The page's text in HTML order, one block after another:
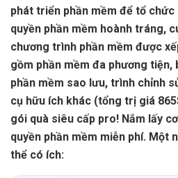
phát triển phần mềm để tổ
quyền phần mềm hoành tráng,
chương trình phần mềm được
gồm phần mềm đa phương tiện,
phần mềm sao lưu, trình chỉnh
cụ hữu ích khác (tổng trị giá
gói quà siêu cấp pro! Nắm lấy
quyền phần mềm miễn phí. Một
thể có ích: